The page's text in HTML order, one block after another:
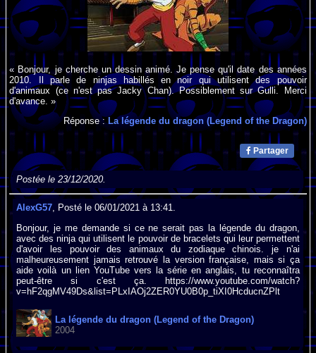
« Bonjour, je cherche un dessin animé. Je pense qu'il date des années
2010. Il parle de ninjas habillés en noir qui utilisent des pouvoir
d'animaux (ce n'est pas Jacky Chan). Possiblement sur Gulli. Merci
d'avance. »
Réponse :La légende du dragon (Legend of the Dragon)
Partager
Postée le 23/12/2020.
AlexG57, Posté le 06/01/2021 à 13:41.
Bonjour, je me demande si ce ne serait pas la légende du dragon,
avec des ninja qui utilisent le pouvoir de bracelets qui leur permettent
d'avoir les pouvoir des animaux du zodiaque chinois. je n'ai
malheureusement jamais retrouvé la version française, mais si ça
aide voilà un lien YouTube vers la série en anglais, tu reconnaîtra
peut-être si c'est ça. https://www.youtube.com/watch?
v=hF2qgMV49Ds&list=PLxIAOj2ZER0YU0B0p_tiXI0HcducnZPlt
La légende du dragon (Legend of the Dragon)
2004